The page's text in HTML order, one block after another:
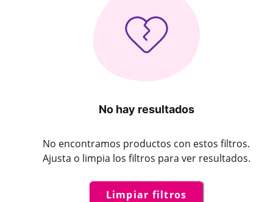
No hay resultados
No encontramos productos con estos filtros.
Ajusta o limpia los filtros para ver resultados.
Limpiar filtros